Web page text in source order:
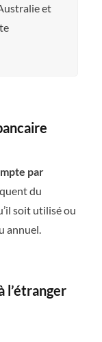
et
par
du
soit utilisé ou
annuel.
l’étranger